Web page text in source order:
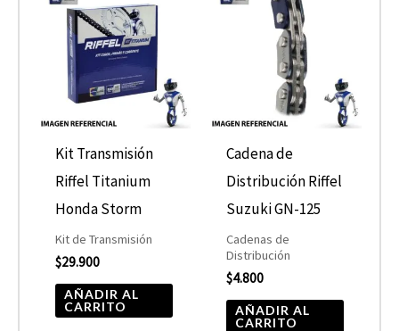
Kit Transmisión
Riffel Titanium
Honda Storm
Kit de Transmisión
$29.900
AÑADIR AL
CARRITO
Cadena de
Distribución Riffel
Suzuki GN-125
Cadenas de
Distribución
$4.800
AÑADIR AL
CARRITO